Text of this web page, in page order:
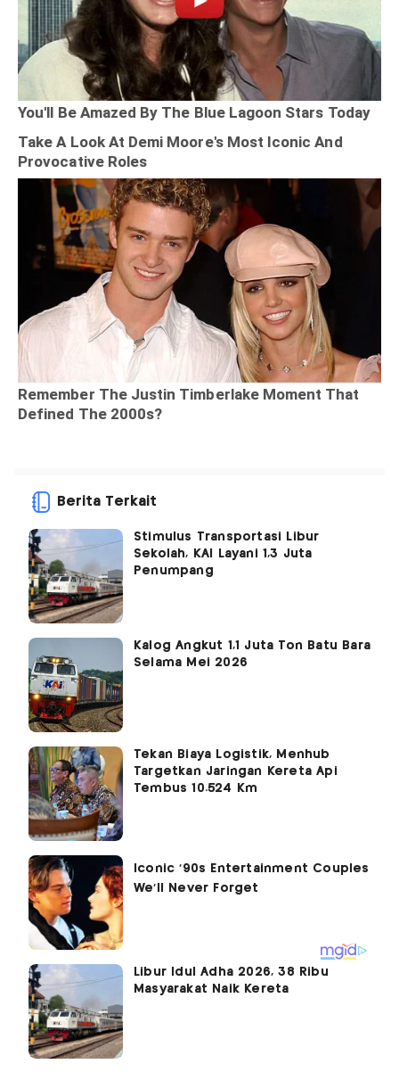
Berita Terkait
Stimulus Transportasi Libur
Sekolah, KAI Layani 1,3 Juta
Penumpang
Kalog Angkut 1,1 Juta Ton Batu Bara
Selama Mei 2026
Tekan Biaya Logistik, Menhub
Targetkan Jaringan Kereta Api
Tembus 10.524 Km
Libur Idul Adha 2026, 38 Ribu
Masyarakat Naik Kereta